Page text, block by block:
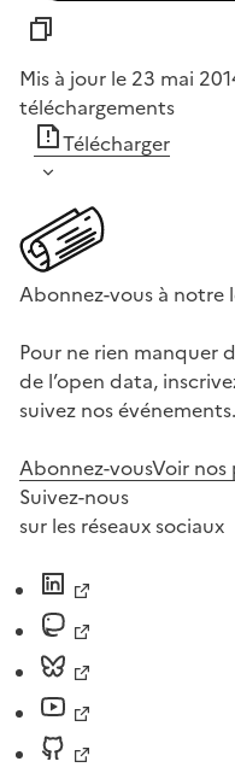
Mis à jour le 23 mai
téléchargements
Télécharger
Abonnez-vous à
Pour ne rien manquer
de l’open data,
suivez nos événements.
Abonnez-vousVoir nos
Suivez-nous
sur les réseaux sociaux